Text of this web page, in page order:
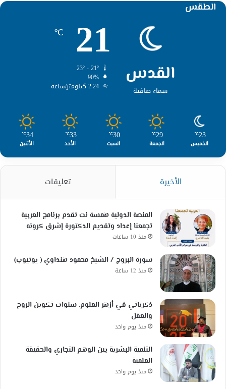
الطقس
القدس
سماء صافية
21
℃
90%
2.24 كيلومتر/ساعة
23
℃
الخميس
29
℃
الجمعة
30
℃
السبت
33
℃
الأحد
34
℃
الأثنين
الأخيرة تعليقات
المنصة الدولية همسة نت تقدم برنامج العربية
تجمعنا إعداد وتقديم الدكتورة إشرق كرونه
منذ 10 ساعات
سورة البروج / الشيخ محمود هنداوي ( يوتيوب)
منذ 12 ساعة
ذكرياتي في أزهر العلوم: سنوات تكوين الروح
والعقل
منذ يوم واحد
التنمية البشرية بين الوهم التجاري والحقيقة
العلمية
منذ يوم واحد